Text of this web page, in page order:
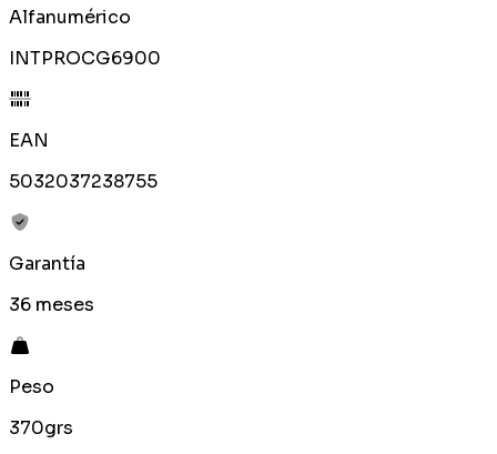
Alfanumérico
INTPROCG6900
EAN
5032037238755
Garantía
36 meses
Peso
370grs